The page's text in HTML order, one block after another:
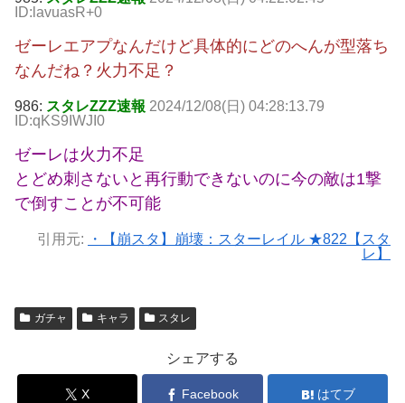
ID:lavuasR+0
ゼーレエアプなんだけど具体的にどのへんが型落ち
なんだね？火力不足？
986: スタレZZZ速報 2024/12/08(日) 04:28:13.79
ID:qKS9IWJI0
ゼーレは火力不足
とどめ刺さないと再行動できないのに今の敵は1撃
で倒すことが不可能
引用元:
・【崩スタ】崩壊：スターレイル ★822【スタ
レ】
ガチャ キャラ スタレ
シェアする
X Facebook はてブ